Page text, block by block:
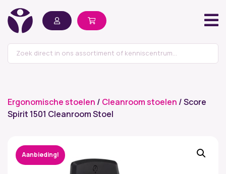
Ergonomische stoelen / Cleanroom stoelen / Score
Spirit 1501 Cleanroom Stoel
Aanbieding!